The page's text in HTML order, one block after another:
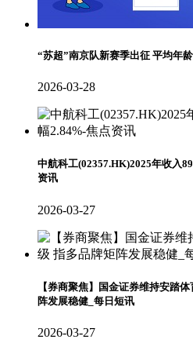
“苏超”南京队新赛季出征 平均年
2026-03-28
中航科工(02357.HK)2025年收入
资讯
2026-03-27
【券商聚焦】国金证券维持安踏
阵发展稳健_每日短讯
2026-03-27